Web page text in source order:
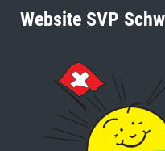
Website SVP